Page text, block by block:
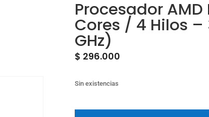
Procesador AMD
Cores / 4 Hilos –
GHz)
$ 296.000
Sin existencias